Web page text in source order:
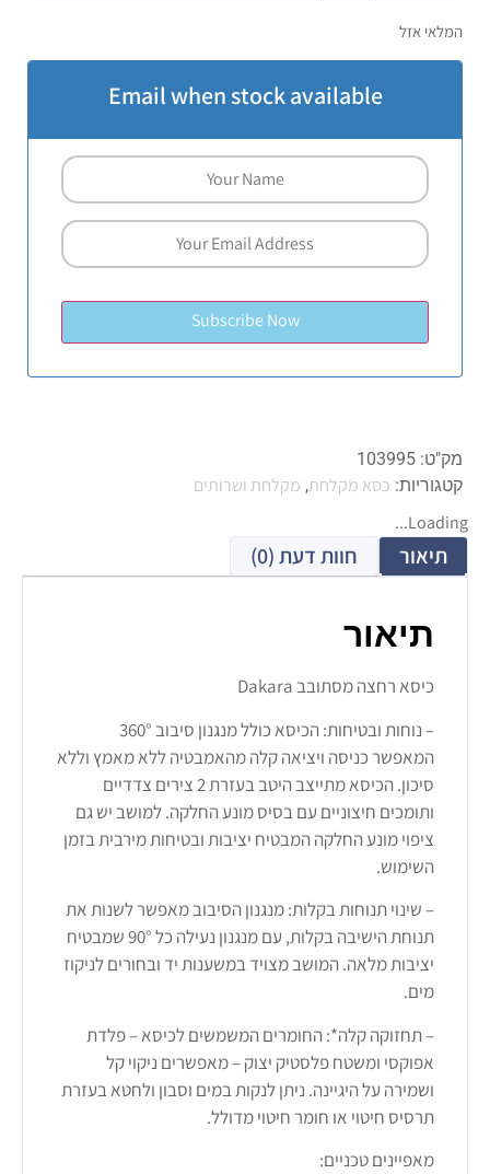
המלאי אזל
Email when stock available
מק"ט: 103995
קטגוריות: כסא מקלחת, מקלחת ושרותים
Loading...
תיאור חוות דעת (0)
תיאור
כיסא רחצה מסתובב Dakara
– נוחות ובטיחות: הכיסא כולל מנגנון סיבוב 360°
המאפשר כניסה ויציאה קלה מהאמבטיה ללא מאמץ וללא
סיכון. הכיסא מתייצב היטב בעזרת 2 צירים צדדיים
ותומכים חיצוניים עם בסיס מונע החלקה. למושב יש גם
ציפוי מונע החלקה המבטיח יציבות ובטיחות מירבית בזמן
השימוש.
– שינוי תנוחות בקלות: מנגנון הסיבוב מאפשר לשנות את
תנוחת הישיבה בקלות, עם מנגנון נעילה כל 90° שמבטיח
יציבות מלאה. המושב מצויד במשענות יד ובחורים לניקוז
מים.
– תחזוקה קלה*: החומרים המשמשים לכיסא – פלדת
אפוקסי ומשטח פלסטיק יצוק – מאפשרים ניקוי קל
ושמירה על היגיינה. ניתן לנקות במים וסבון ולחטא בעזרת
תרסיס חיטוי או חומר חיטוי מדולל.
מאפיינים טכניים: